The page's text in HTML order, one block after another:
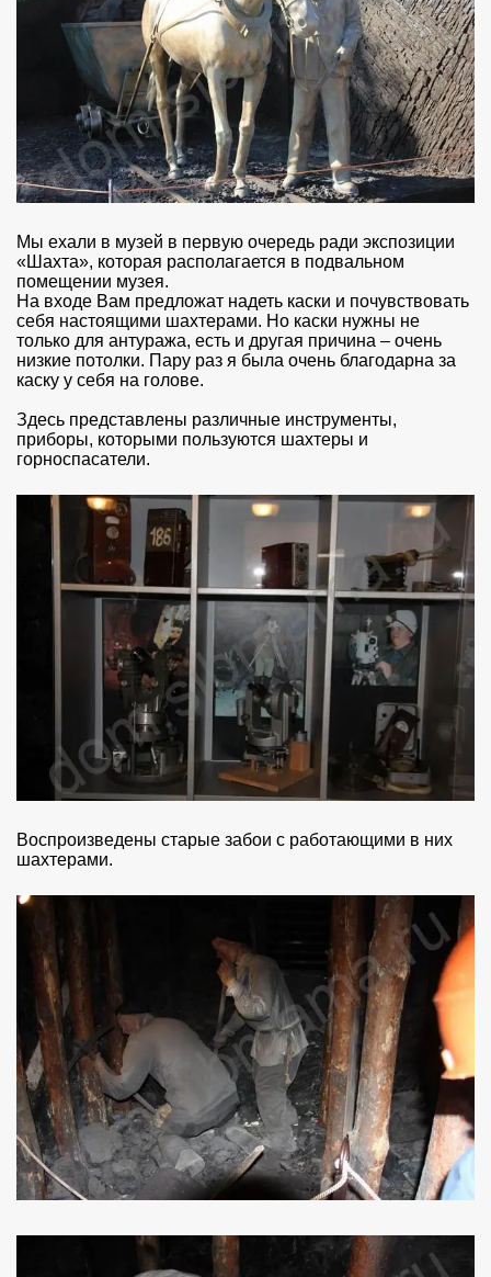
Мы ехали в музей в первую очередь ради экспозиции
«Шахта», которая располагается в подвальном
помещении музея.
На входе Вам предложат надеть каски и почувствовать
себя настоящими шахтерами. Но каски нужны не
только для антуража, есть и другая причина – очень
низкие потолки. Пару раз я была очень благодарна за
каску у себя на голове.
Здесь представлены различные инструменты,
приборы, которыми пользуются шахтеры и
горноспасатели.
Воспроизведены старые забои с работающими в них
шахтерами.